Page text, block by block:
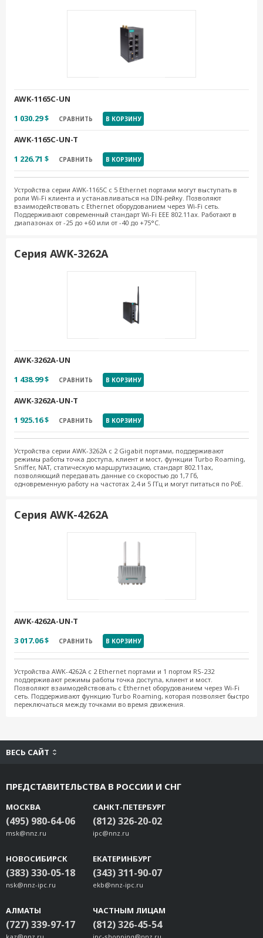
AWK-1165C-UN
1 030.29 $
СРАВНИТЬ В КОРЗИНУ
AWK-1165C-UN-T
1 226.71 $
СРАВНИТЬ В КОРЗИНУ
Устройства серии AWK-1165C с 5 Ethernet портами могут выступать в
роли Wi-Fi клиента и устанавливаться на DIN-рейку. Позволяют
взаимодействовать с Ethernet оборудованием через Wi-Fi сеть.
Поддерживают современный стандарт Wi-Fi EEE 802.11ax. Работают в
диапазонах от -25 до +60 или от -40 до +75°C.
Серия AWK-3262A
AWK-3262A-UN
1 438.99 $
СРАВНИТЬ В КОРЗИНУ
AWK-3262A-UN-T
1 925.16 $
СРАВНИТЬ В КОРЗИНУ
Устройства серии AWK-3262A с 2 Gigabit портами, поддерживают
режимы работы точка доступа, клиент и мост, функции Turbo Roaming,
Sniffer, NAT, статическую маршрутизацию, стандарт 802.11ax,
позволяющий передавать данные со скоростью до 1,7 Гб,
одновременную работу на частотах 2,4 и 5 ГГц и могут питаться по РоЕ.
Серия AWK-4262А
AWK-4262A-UN-T
3 017.06 $
СРАВНИТЬ В КОРЗИНУ
Устройства AWK-4262А с 2 Ethernet портами и 1 портом RS-232
поддерживают режимы работы точка доступа, клиент и мост.
Позволяют взаимодействовать с Ethernet оборудованием через Wi-Fi
сеть. Поддерживают функцию Turbo Roaming, которая позволяет быстро
переключаться между точками во время движения.
ВЕСЬ САЙТ
ПРЕДСТАВИТЕЛЬСТВА В РОССИИ И СНГ
МОСКВА
(495) 980-64-06
msk@nnz.ru
САНКТ-ПЕТЕРБУРГ
(812) 326-20-02
ipc@nnz.ru
НОВОСИБИРСК
(383) 330-05-18
nsk@nnz-ipc.ru
ЕКАТЕРИНБУРГ
(343) 311-90-07
ekb@nnz-ipc.ru
АЛМАТЫ
(727) 339-97-17
ЧАСТНЫМ ЛИЦАМ
(812) 326-45-54